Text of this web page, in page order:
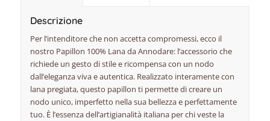
Descrizione
Per l’intenditore che non accetta compromessi, ecco il
nostro Papillon 100% Lana da Annodare: l’accessorio che
richiede un gesto di stile e ricompensa con un nodo
dall’eleganza viva e autentica. Realizzato interamente con
lana pregiata, questo papillon ti permette di creare un
nodo unico, imperfetto nella sua bellezza e perfettamente
tuo. È l’essenza dell’artigianalità italiana per chi veste la